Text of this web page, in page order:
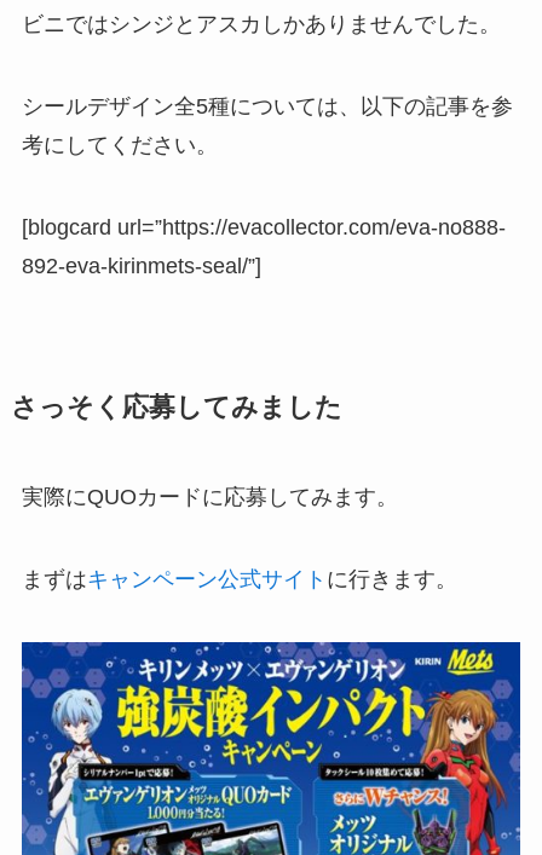
ビニではシンジとアスカしかありませんでした。
シールデザイン全5種については、以下の記事を参
考にしてください。
[blogcard url=”https://evacollector.com/eva-no888-
892-eva-kirinmets-seal/”]
さっそく応募してみました
実際にQUOカードに応募してみます。
まずはキャンペーン公式サイト に行きます。